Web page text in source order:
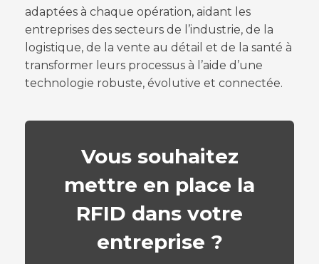
adaptées à chaque opération, aidant les
entreprises des secteurs de l’industrie, de la
logistique, de la vente au détail et de la santé à
transformer leurs processus à l’aide d’une
technologie robuste, évolutive et connectée.
Vous souhaitez
mettre en place la
RFID dans votre
entreprise ?